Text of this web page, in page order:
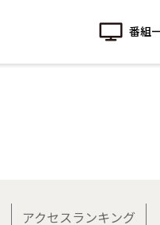
番組
アクセスランキング